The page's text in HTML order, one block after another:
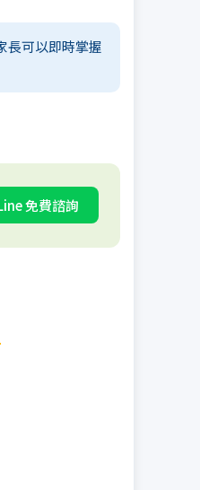
長可以即時掌握
免費諮詢